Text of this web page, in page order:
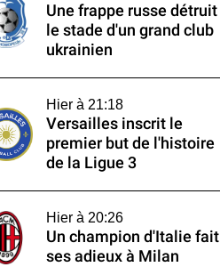
Une frappe russe détruit
le stade d'un grand club
ukrainien
Hier à 21:18
Versailles inscrit le
premier but de l'histoire
de la Ligue 3
Hier à 20:26
Un champion d'Italie fait
ses adieux à Milan